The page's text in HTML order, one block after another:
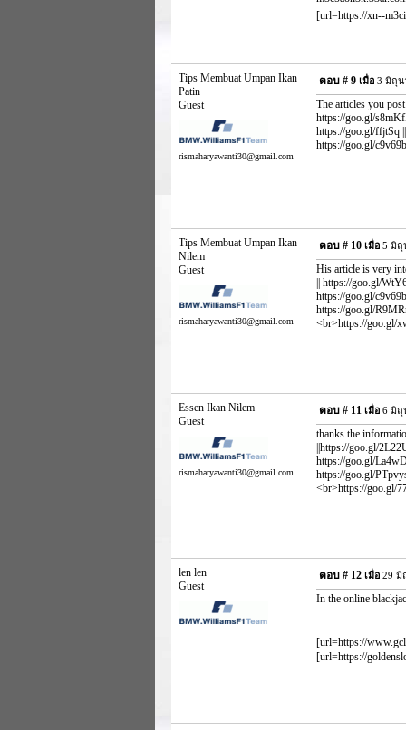
[url=https://xn--
Tips Membuat Umpan Ikan
Patin
Guest
rismaharyawanti30@gmail.com
ตอบ # 9 เมื่อ 3 มิถุน
The articles you
https://goo.gl/
https://goo.gl/ffjtSq
https://goo.gl/
Tips Membuat Umpan Ikan
Nilem
Guest
rismaharyawanti30@gmail.com
ตอบ # 10 เมื่อ 5 มิถุ
His article is very
|| https://goo.gl/
https://goo.gl/
https://goo.gl/
<br>https://goo.gl/
Essen Ikan Nilem
Guest
rismaharyawanti30@gmail.com
ตอบ # 11 เมื่อ 6 มิถุ
thanks the
||https://goo.gl/
https://goo.gl/
https://goo.gl/
<br>https://goo.gl/
len len
Guest
ตอบ # 12 เมื่อ 29 มิ
In the online
[url=https://
[url=https://